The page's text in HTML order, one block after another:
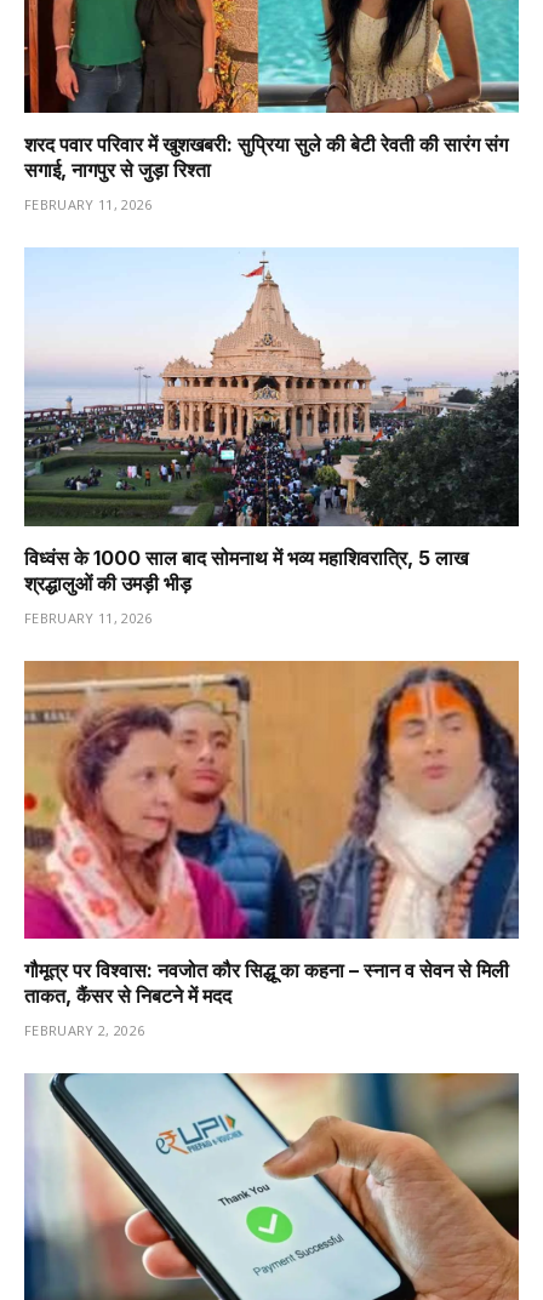
शरद पवार परिवार में खुशखबरी: सुप्रिया सुले की बेटी रेवती की सारंग संग
सगाई, नागपुर से जुड़ा रिश्ता
FEBRUARY 11, 2026
विध्वंस के 1000 साल बाद सोमनाथ में भव्य महाशिवरात्रि, 5 लाख
श्रद्धालुओं की उमड़ी भीड़
FEBRUARY 11, 2026
गौमूत्र पर विश्वास: नवजोत कौर सिद्धू का कहना – स्नान व सेवन से मिली
ताकत, कैंसर से निबटने में मदद
FEBRUARY 2, 2026